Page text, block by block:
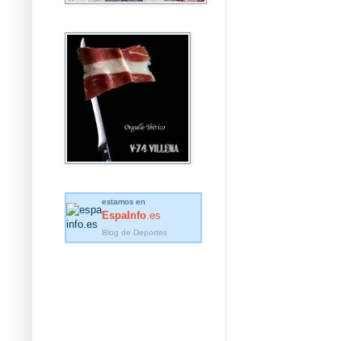
estamos en
EspaInfo .es
Blog de Deportes